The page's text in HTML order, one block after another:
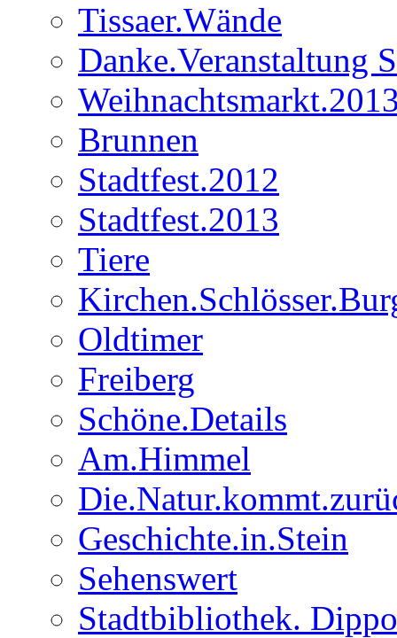
Tissaer.Wände
Danke.Veranstaltung
Brunnen
Stadtfest.2012
Stadtfest.2013
Tiere
Oldtimer
Freiberg
Schöne.Details
Am.Himmel
Geschichte.in.Stein
Sehenswert
Stadtbibliothek.